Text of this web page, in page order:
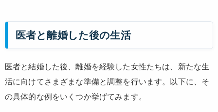
医者と離婚した後の生活
医者と結婚した後、離婚を経験した女性たちは、新たな生
活に向けてさまざまな準備と調整を行います。以下に、そ
の具体的な例をいくつか挙げてみます。